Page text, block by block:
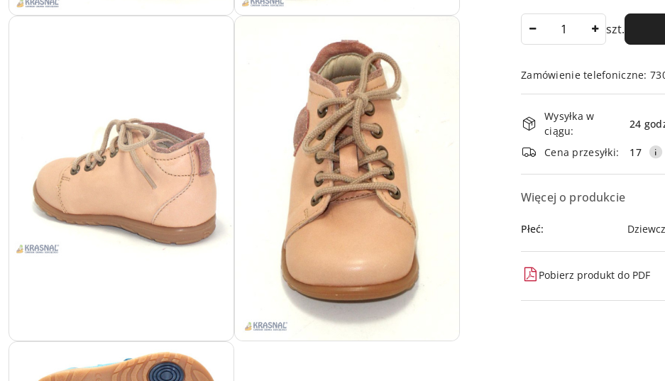
szt.
Zamówienie telefoniczne:
Dostępność
i
dostawa
Wysyłka w
ciągu:
24
Cena przesyłki: 17
Więcej o produkcie
Płeć:
Pobierz produkt do PDF